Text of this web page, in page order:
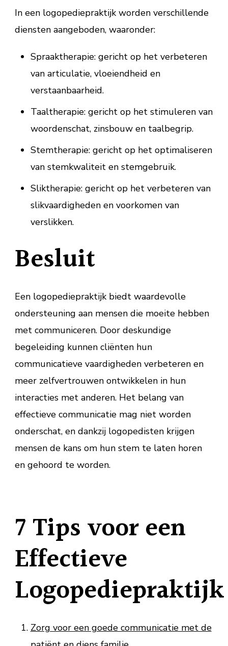
In een logopediepraktijk worden verschillende
diensten aangeboden, waaronder:
Spraaktherapie: gericht op het verbeteren
van articulatie, vloeiendheid en
verstaanbaarheid.
Taaltherapie: gericht op het stimuleren van
woordenschat, zinsbouw en taalbegrip.
Stemtherapie: gericht op het optimaliseren
van stemkwaliteit en stemgebruik.
Sliktherapie: gericht op het verbeteren van
slikvaardigheden en voorkomen van
verslikken.
Besluit
Een logopediepraktijk biedt waardevolle
ondersteuning aan mensen die moeite hebben
met communiceren. Door deskundige
begeleiding kunnen cliënten hun
communicatieve vaardigheden verbeteren en
meer zelfvertrouwen ontwikkelen in hun
interacties met anderen. Het belang van
effectieve communicatie mag niet worden
onderschat, en dankzij logopedisten krijgen
mensen de kans om hun stem te laten horen
en gehoord te worden.
7 Tips voor een
Effectieve
Logopediepraktijk
Zorg voor een goede communicatie met de